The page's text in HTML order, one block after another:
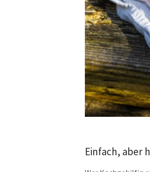
Einfach, aber